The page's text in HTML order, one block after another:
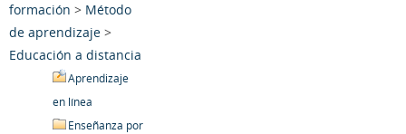
formación > Método
de aprendizaje >
Educación a distancia
Aprendizaje
en línea
Enseñanza por